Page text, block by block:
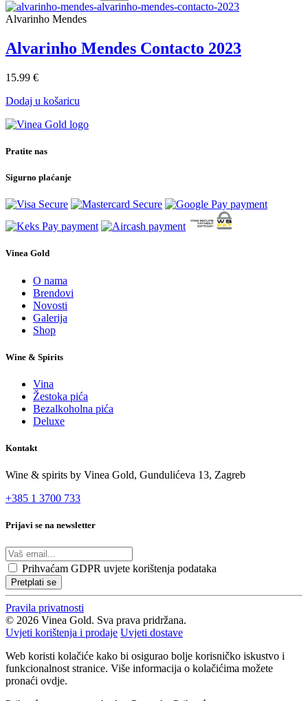
Alvarinho Mendes
Alvarinho Mendes Contacto 2023
15.99 €
Dodaj u košaricu
Pratite nas
Sigurno plaćanje
Vinea Gold
O nama
Brendovi
Novosti
Galerija
Shop
Wine & Spirits
Vina
Žestoka pića
Bezalkoholna pića
Deluxe
Kontakt
Wine & spirits by Vinea Gold, Gundulićeva 13, Zagreb
+385 1 3700 733
Prijavi se na newsletter
Prihvaćam GDPR uvjete korištenja podataka
Pretplati se
Pravila privatnosti
© 2026 Vinea Gold. Sva prava pridržana.
Uvjeti korištenja i prodaje Uvjeti dostave
Web koristi kolačiće kako bi osigurao bolje korisničko iskustvo i
funkcionalnost stranice. Više informacija o kolačićima možete
pronaći ovdje.